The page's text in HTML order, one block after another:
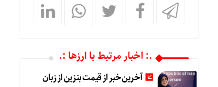
.: اخبار مرتبط با ارزها :.
آخرین خبر از قیمت بنزین از زبان